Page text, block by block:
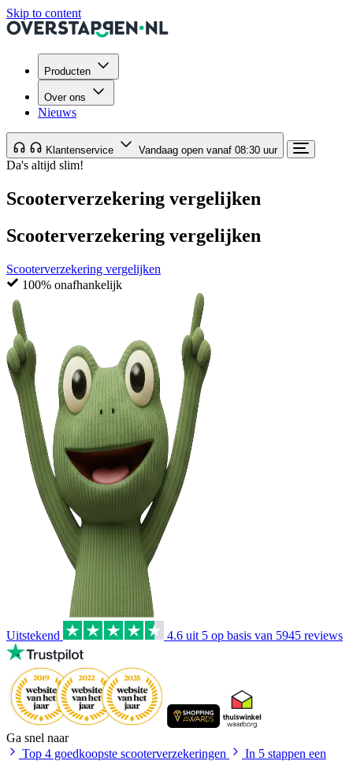
Skip to content
Producten
Over ons
Nieuws
Klantenservice Vandaag open vanaf 08:30 uur
Da's altijd slim!
Scooterverzekering vergelijken
Scooterverzekering vergelijken
Scooterverzekering vergelijken
100% onafhankelijk
Uitstekend 4.6 uit 5 op basis van 5945 reviews
Ga snel naar
Top 4 goedkoopste scooterverzekeringen
In 5 stappen een